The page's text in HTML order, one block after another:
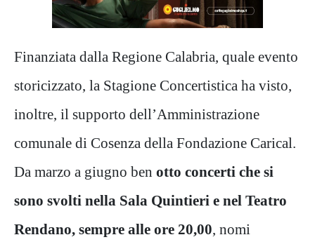
Finanziata dalla Regione Calabria, quale evento
storicizzato, la Stagione Concertistica ha visto,
inoltre, il supporto dell’Amministrazione
comunale di Cosenza della Fondazione Carical.
Da marzo a giugno ben otto concerti che si
sono svolti nella Sala Quintieri e nel Teatro
Rendano, sempre alle ore 20,00, nomi